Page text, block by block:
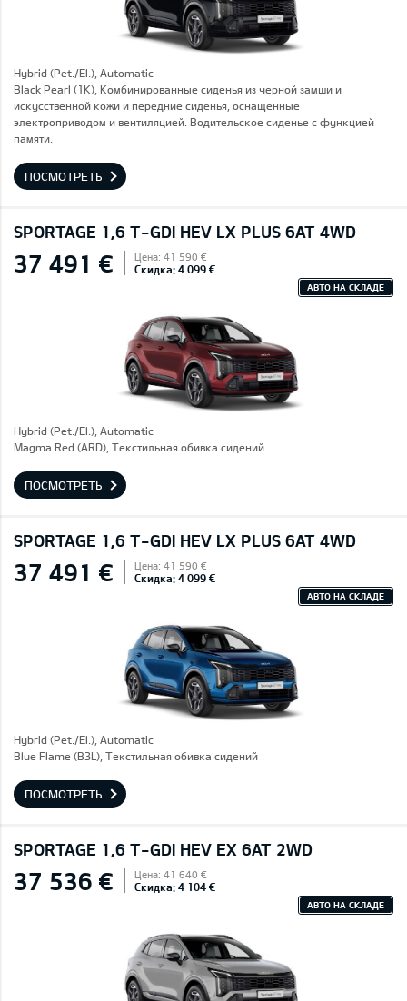
Hybrid (Pet./El.), Automatic
Black Pearl (1K), Комбинированные сиденья из черной замши и
искусственной кожи и передние сиденья, оснащенные
электроприводом и вентиляцией. Водительское сиденье с функцией
памяти.
ПОСМОТРЕТЬ
SPORTAGE 1,6 T-GDI HEV LX PLUS 6AT 4WD
37 491 € Цена: 41 590 €
Скидка: 4 099 €
АВТО НА СКЛАДЕ
Hybrid (Pet./El.), Automatic
Magma Red (ARD), Текстильная обивка сидений
ПОСМОТРЕТЬ
SPORTAGE 1,6 T-GDI HEV LX PLUS 6AT 4WD
37 491 € Цена: 41 590 €
Скидка: 4 099 €
АВТО НА СКЛАДЕ
Hybrid (Pet./El.), Automatic
Blue Flame (B3L), Текстильная обивка сидений
ПОСМОТРЕТЬ
SPORTAGE 1,6 T-GDI HEV EX 6AT 2WD
37 536 € Цена: 41 640 €
Скидка: 4 104 €
АВТО НА СКЛАДЕ